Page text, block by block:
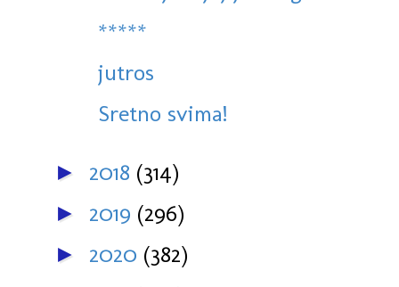
*****
jutros
Sretno svima!
► 2018 (314)
► 2019 (296)
► 2020 (382)